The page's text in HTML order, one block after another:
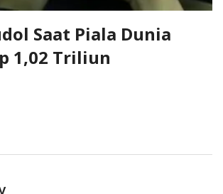
Saat Piala Dunia
1,02 Triliun